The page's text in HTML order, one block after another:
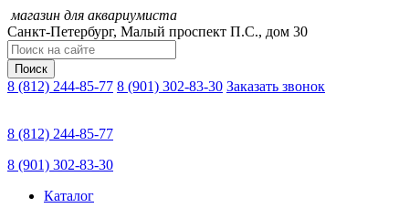
магазин для аквариумиста
Санкт-Петербург, Малый проспект П.C., дом 30
Поиск
8 (812) 244-85-77 8 (901) 302-83-30 Заказать звонок
8 (812) 244-85-77
8 (901) 302-83-30
Каталог